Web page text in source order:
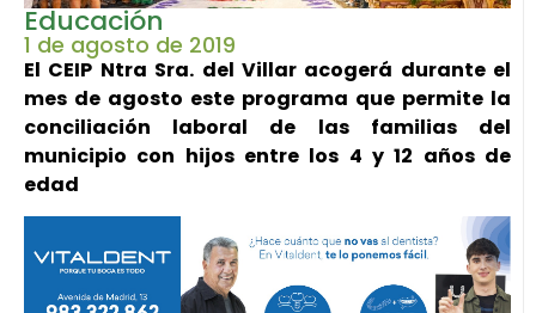
Educación
1 de agosto de 2019
El CEIP Ntra Sra. del Villar acogerá durante el
mes de agosto este programa que permite la
conciliación laboral de las familias del
municipio con hijos entre los 4 y 12 años de
edad